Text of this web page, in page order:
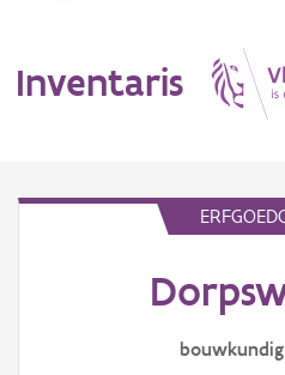
Inventaris
bouwkundig